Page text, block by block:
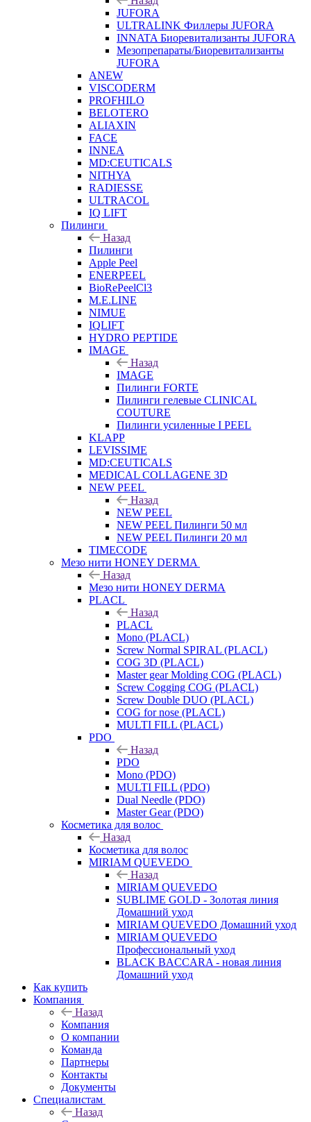
JUFORA
ULTRALINK Филлеры JUFORA
INNATA Биоревитализанты JUFORA
Мезопрепараты/Биоревитализанты
JUFORA
ANEW
VISCODERM
PROFHILO
BELOTERO
ALIAXIN
FACE
INNEA
MD:CEUTICALS
NITHYA
RADIESSE
ULTRACOL
IQ LIFT
Пилинги
Назад
Пилинги
Apple Peel
ENERPEEL
BioRePeelCl3
M.E.LINE
NIMUE
IQLIFT
HYDRO PEPTIDE
IMAGE
Назад
IMAGE
Пилинги FORTE
Пилинги гелевые CLINICAL
COUTURE
Пилинги усиленные I PEEL
KLAPP
LEVISSIME
MD:CEUTICALS
MEDICAL COLLAGENE 3D
NEW PEEL
Назад
NEW PEEL
NEW PEEL Пилинги 50 мл
NEW PEEL Пилинги 20 мл
TIMECODE
Мезо нити HONEY DERMA
Назад
Мезо нити HONEY DERMA
PLACL
Назад
PLACL
Mono (PLACL)
Screw Normal SPIRAL (PLACL)
COG 3D (PLACL)
Master gear Molding COG (PLACL)
Screw Cogging COG (PLACL)
Screw Double DUO (PLACL)
COG for nose (PLACL)
MULTI FILL (PLACL)
PDO
Назад
PDO
Mono (PDO)
MULTI FILL (PDO)
Dual Needle (PDO)
Master Gear (PDO)
Косметика для волос
Назад
Косметика для волос
MIRIAM QUEVEDO
Назад
MIRIAM QUEVEDO
SUBLIME GOLD - Золотая линия
Домашний уход
MIRIAM QUEVEDO Домашний уход
MIRIAM QUEVEDO
Профессиональный уход
BLACK BACCARA - новая линия
Домашний уход
Как купить
Компания
Назад
Компания
О компании
Команда
Партнеры
Контакты
Документы
Специалистам
Назад